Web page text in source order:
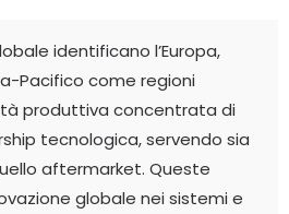
identificano l’Europa,
Pacifico come regioni
produttiva concentrata di
tecnologica, servendo sia
aftermarket. Queste
globale nei sistemi e